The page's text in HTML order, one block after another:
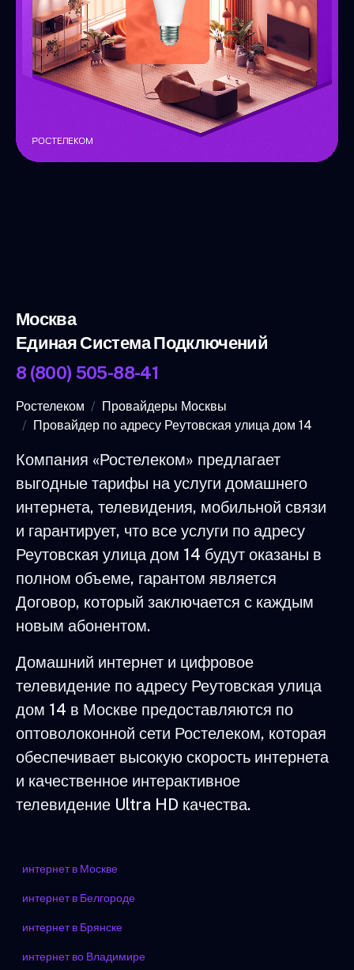
Москва
Единая Система Подключений
8 (800) 505-88-41
Ростелеком
Провайдеры Москвы
Провайдер по адресу Реутовская улица дом 14
Компания «Ростелеком» предлагает
выгодные тарифы на услуги домашнего
интернета, телевидения, мобильной связи
и гарантирует, что все услуги по адресу
Реутовская улица дом 14 будут оказаны в
полном объеме, гарантом является
Договор, который заключается с каждым
новым абонентом.
Домашний интернет и цифровое
телевидение по адресу Реутовская улица
дом 14 в Москве предоставляются по
оптоволоконной сети Ростелеком, которая
обеспечивает высокую скорость интернета
и качественное интерактивное
телевидение Ultra HD качества.
интернет в Москве
интернет в Белгороде
интернет в Брянске
интернет во Владимире